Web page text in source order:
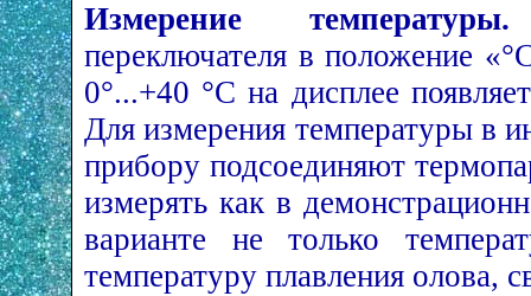
Измерение температуры.
переключателя в положение
0°...+40 °С на дисплее
Для измерения температуры в
прибору подсоединяют
измерять как в
варианте не только
температуру плавления олова,